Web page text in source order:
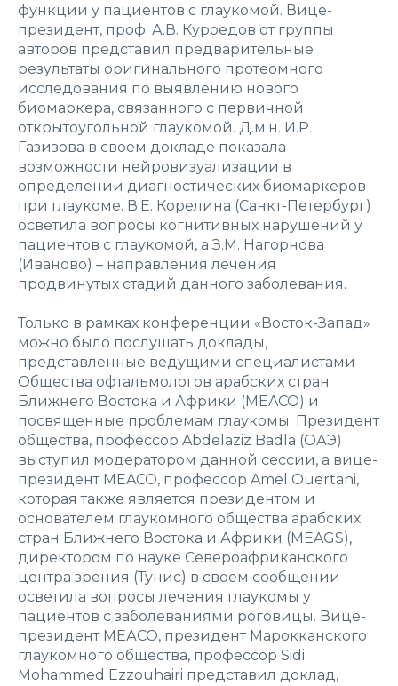
функции у пациентов с глаукомой. Вице-
президент, проф. А.В. Куроедов от группы
авторов представил предварительные
результаты оригинального протеомного
исследования по выявлению нового
биомаркера, связанного с первичной
открытоугольной глаукомой. Д.м.н. И.Р.
Газизова в своем докладе показала
возможности нейровизуализации в
определении диагностических биомаркеров
при глаукоме. В.Е. Корелина (Санкт-Петербург)
осветила вопросы когнитивных нарушений у
пациентов с глаукомой, а З.М. Нагорнова
(Иваново) – направления лечения
продвинутых стадий данного заболевания.
Только в рамках конференции «Восток-Запад»
можно было послушать доклады,
представленные ведущими специалистами
Общества офтальмологов арабских стран
Ближнего Востока и Африки (MEACO) и
посвященные проблемам глаукомы. Президент
общества, профессор Abdelaziz Badla (ОАЭ)
выступил модератором данной сессии, а вице-
президент MEACO, профессор Amel Ouertani,
которая также является президентом и
основателем глаукомного общества арабских
стран Ближнего Востока и Африки (MEAGS),
директором по науке Североафриканского
центра зрения (Тунис) в своем сообщении
осветила вопросы лечения глаукомы у
пациентов с заболеваниями роговицы. Вице-
президент МЕАСО, президент Марокканского
глаукомного общества, профессор Sidi
Mohammed Ezzouhairi представил доклад,